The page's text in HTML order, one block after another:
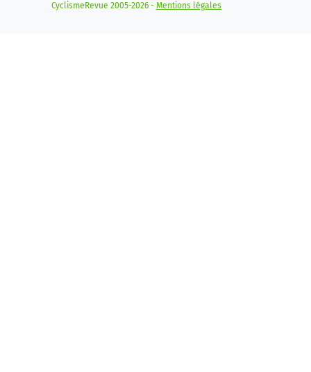
CyclismeRevue 2005-2026 - Mentions légales